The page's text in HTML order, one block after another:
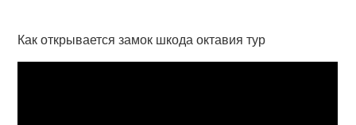
Как открывается замок шкода октавия тур